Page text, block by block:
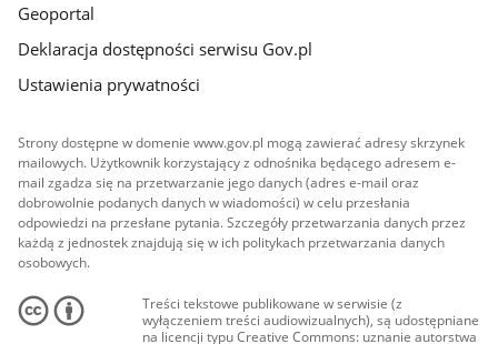
Geoportal
Deklaracja dostępności serwisu Gov.pl
Ustawienia prywatności
Strony dostępne w domenie www.gov.pl mogą zawierać adresy skrzynek
mailowych. Użytkownik korzystający z odnośnika będącego adresem e-
mail zgadza się na przetwarzanie jego danych (adres e-mail oraz
dobrowolnie podanych danych w wiadomości) w celu przesłania
odpowiedzi na przesłane pytania. Szczegóły przetwarzania danych przez
każdą z jednostek znajdują się w ich politykach przetwarzania danych
osobowych.
Treści tekstowe publikowane w serwisie (z
wyłączeniem treści audiowizualnych), są udostępniane
na licencji typu Creative Commons: uznanie autorstwa